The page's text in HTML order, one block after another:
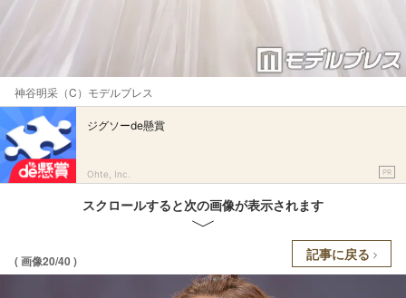
神谷明采（C）モデルプレス
ジグソーde懸賞
Ohte, Inc. PR
スクロールすると次の画像が表示されます
( 画像20/40 ) 記事に戻る